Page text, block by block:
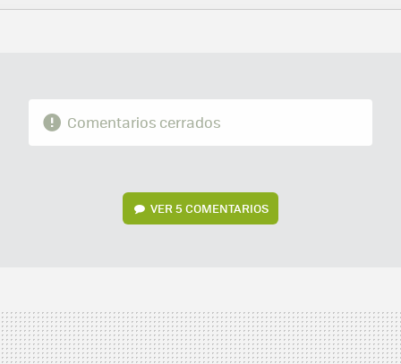
FACEBOOK
TWITTERFLIPBOARD
E-
WHATSAPP
Comentarios cerrados
VER5 COMENTARIOS